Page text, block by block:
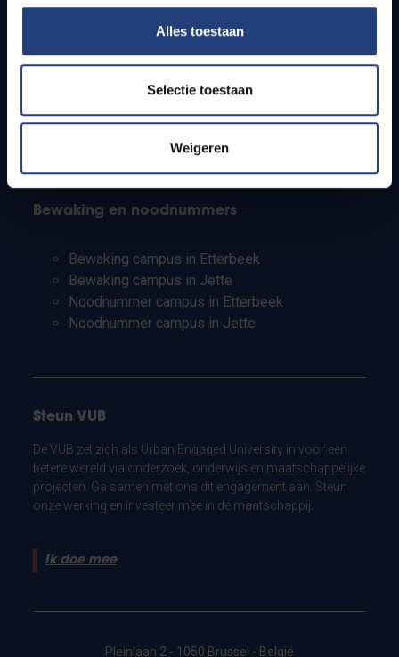
Alles toestaan
Selectie toestaan
Weigeren
Studenten
PhD-studenten
Leerkrachten en secundaire scholen
Bewaking en noodnummers
Bewaking campus in Etterbeek
Bewaking campus in Jette
Noodnummer campus in Etterbeek
Noodnummer campus in Jette
Steun VUB
De VUB zet zich als Urban Engaged University in voor een
betere wereld via onderzoek, onderwijs en maatschappelijke
projecten. Ga samen met ons dit engagement aan. Steun
onze werking en investeer mee in de maatschappij.
Ik doe mee
Pleinlaan 2 - 1050 Brussel - België